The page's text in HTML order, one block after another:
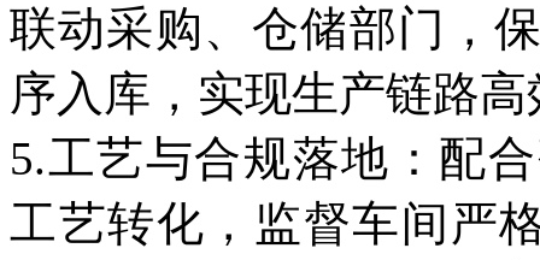
联动采购、仓储部门，
序入库，实现生产链路
5.工艺与合规落地：配
工艺转化，监督车间严